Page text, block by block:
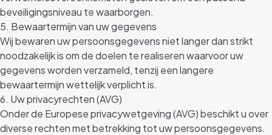
beveiligingsniveau te waarborgen.
5. Bewaartermijn van uw gegevens
Wij bewaren uw persoonsgegevens niet langer dan strikt
noodzakelijk is om de doelen te realiseren waarvoor uw
gegevens worden verzameld, tenzij een langere
bewaartermijn wettelijk verplicht is.
6. Uw privacyrechten (AVG)
Onder de Europese privacywetgeving (AVG) beschikt u over
diverse rechten met betrekking tot uw persoonsgegevens.